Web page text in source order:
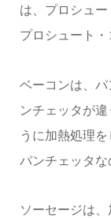
は、プロシュ
プロシュート・
ベーコンは、
ンチェッタが
うに加熱処理
パンチェッタな
ソーセージは